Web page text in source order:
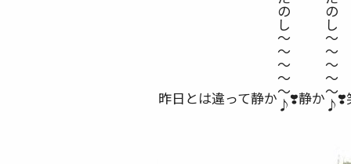
昨日とは違って静か ❣️静か ❣️